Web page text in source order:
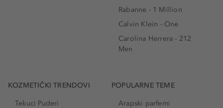
Rabanne - 1 Million
Calvin Klein - One
Carolina Herrera - 212
Men
KOZMETIČKI TRENDOVI
Tekuci Puderi
POPULARNE TEME
Arapski parfemi